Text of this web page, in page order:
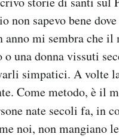
non sapevo bene
anno mi sembra che
o una donna vissuti
simpatici. A volte
Come metodo, è il
nate secoli fa, in
noi, non mangiano